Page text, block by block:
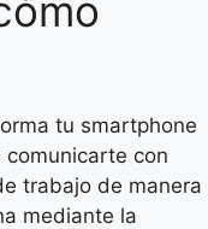
tu smartphone
con
trabajo de manera
mediante la